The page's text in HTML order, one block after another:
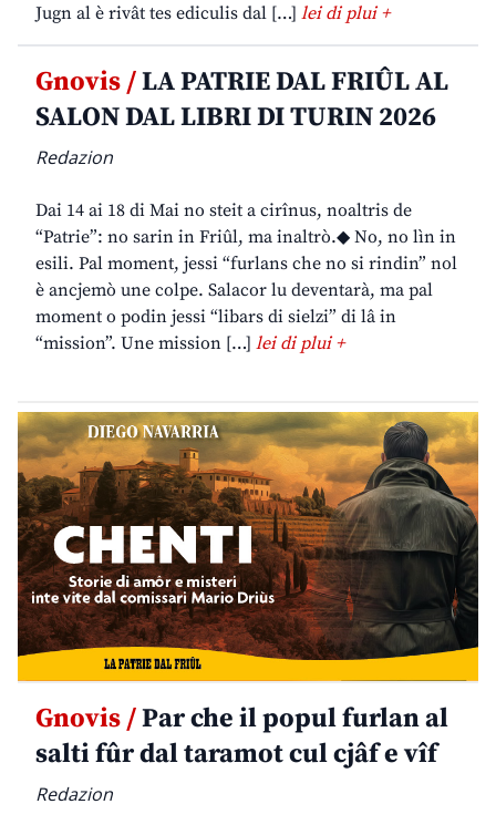
Jugn al è rivât tes ediculis dal […] lei di plui +
Gnovis /LA PATRIE DAL FRIÛL AL
SALON DAL LIBRI DI TURIN 2026
Redazion
Dai 14 ai 18 di Mai no steit a cirînus, noaltris de
“Patrie”: no sarin in Friûl, ma inaltrò.◆ No, no lìn in
esili. Pal moment, jessi “furlans che no si rindin” nol
è ancjemò une colpe. Salacor lu deventarà, ma pal
moment o podin jessi “libars di sielzi” di lâ in
“mission”. Une mission […] lei di plui +
Gnovis /Par che il popul furlan al
salti fûr dal taramot cul cjâf e vîf
Redazion